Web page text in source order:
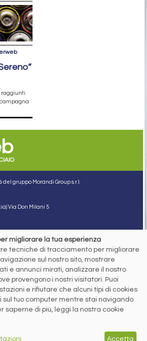
del gruppo Morandi Group s.r.l.
Via Don Milani 5
sb
SEGUICI SUI NOSTRI
SOCIAL NETWORK
migliorare la tua esperienza
tecniche di tracciamento per migliorare
sul nostro sito, mostrare
e annunci mirati, analizzare il nostro
provengono i nostri visitatori. Puoi
e rifiutare che alcuni tipi di cookies
sul tuo computer mentre stai navigando
saperne di più, leggi la nostra cookie
Accetta